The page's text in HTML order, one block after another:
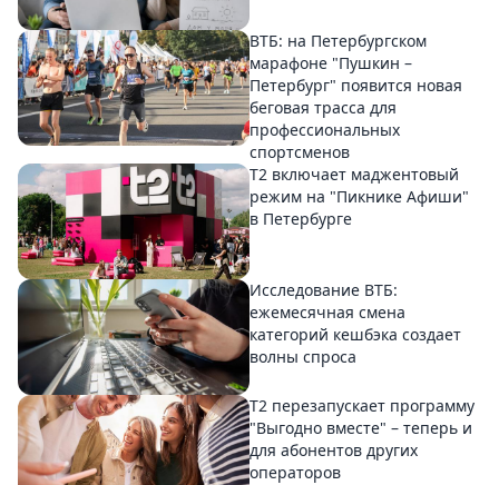
ВТБ: на Петербургском
марафоне "Пушкин –
Петербург" появится новая
беговая трасса для
профессиональных
спортсменов
Т2 включает маджентовый
режим на "Пикнике Афиши"
в Петербурге
Исследование ВТБ:
ежемесячная смена
категорий кешбэка создает
волны спроса
Т2 перезапускает программу
"Выгодно вместе" – теперь и
для абонентов других
операторов